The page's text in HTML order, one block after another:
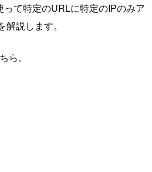
て特定のURLに特定のIPのみア
説します。
ら。